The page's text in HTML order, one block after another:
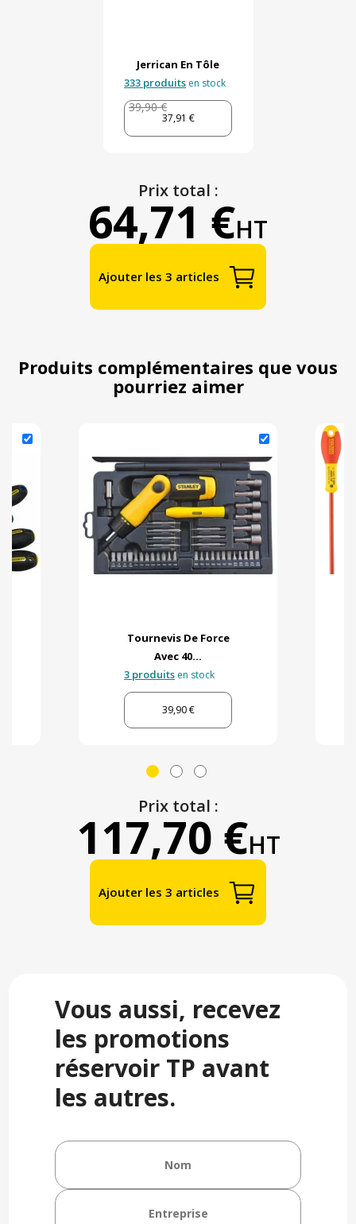
Jerrican En Tôle
333 produits en stock
39,90 €
37,91 €
Prix total :
64,71 €HT
Ajouter les 3 articles
Produits complémentaires que vous
pourriez aimer
Tournevis De Force
Avec 40...
3 produits en stock
39,90 €
Prix total :
117,70 €HT
Ajouter les 3 articles
Vous aussi, recevez
les promotions
réservoir TP avant
les autres.